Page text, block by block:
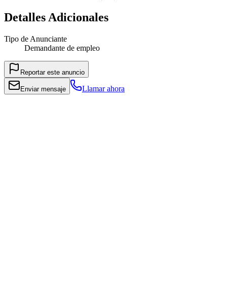
Detalles Adicionales
Tipo de Anunciante
Demandante de empleo
Reportar este anuncio
Enviar mensaje Llamar ahora